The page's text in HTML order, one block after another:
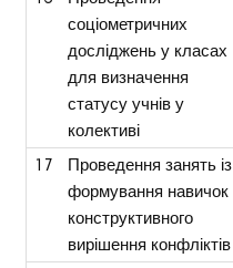
соціометричних
досліджень у класах
для визначення
статусу учнів у
колективі
17
Проведення занять із
формування навичок
конструктивного
вирішення конфліктів